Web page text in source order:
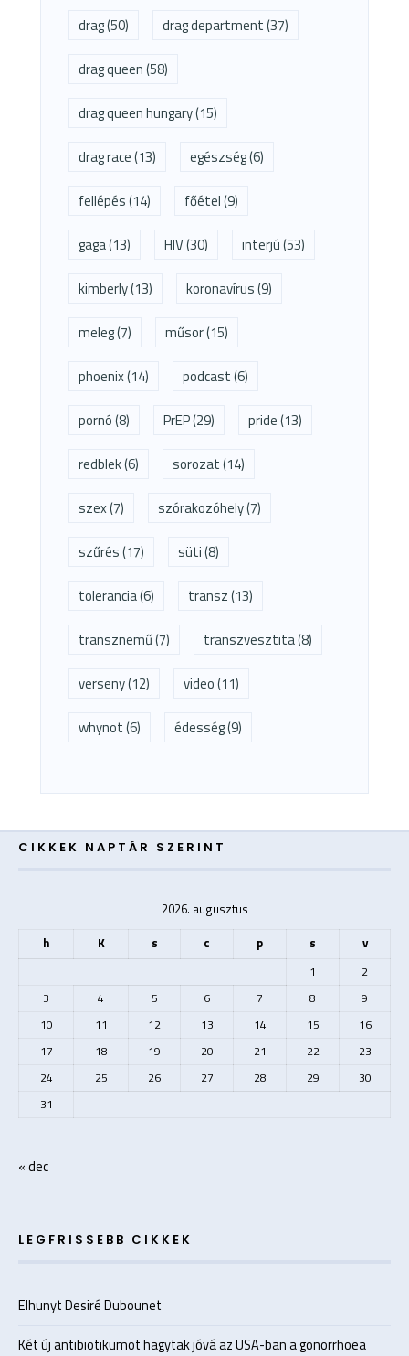
drag(50) drag department(37)
drag queen(58)
drag queen hungary(15)
drag race(13) egészség(6)
fellépés(14) főétel(9)
gaga(13) HIV(30) interjú(53)
kimberly(13) koronavírus(9)
meleg(7) műsor(15)
phoenix(14) podcast(6)
pornó(8) PrEP(29) pride(13)
redblek(6) sorozat(14)
szex(7) szórakozóhely(7)
szűrés(17) süti(8)
tolerancia(6) transz(13)
transznemű(7) transzvesztita(8)
verseny(12) video(11)
whynot(6) édesség(9)
CIKKEK NAPTÁR SZERINT
2026. augusztus
h
K s c p s v
1
2
3
4 5 6 7 8
9
10
11 12 13 14 15
16
17
18 19 20 21 22
23
24
25 26 27 28 29
30
31
« dec
LEGFRISSEBB CIKKEK
Elhunyt Desiré Dubounet
Két új antibiotikumot hagytak jóvá az USA-ban a gonorrhoea